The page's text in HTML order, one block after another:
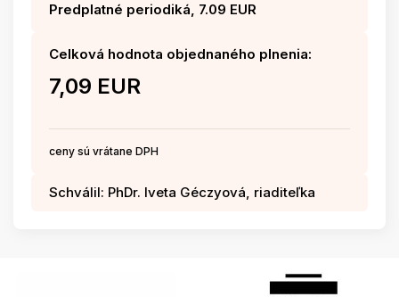
Predplatné periodiká, 7.09 EUR
Celková hodnota objednaného plnenia:
7,09 EUR
ceny sú vrátane DPH
Schválil: PhDr. Iveta Géczyová, riaditeľka